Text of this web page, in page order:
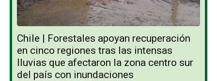
Chile | Forestales apoyan recuperación
en cinco regiones tras las intensas
lluvias que afectaron la zona centro sur
del país con inundaciones